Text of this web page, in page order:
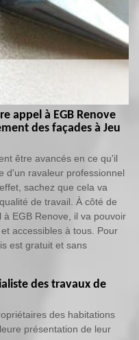
appel à EGB Renove
des façades à Jeu
être avancés en ce qu'il
d'un ravaleur professionnel
sachez que cela va
de travail. À côté de
EGB Renove, il va pouvoir
accessibles à tous. Pour
est gratuit et sans
des travaux de
des habitations
présentation de leur